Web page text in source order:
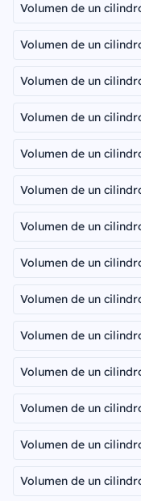
Volumen de un
Volumen de un
Volumen de un
Volumen de un
Volumen de un
Volumen de un
Volumen de un
Volumen de un
Volumen de un
Volumen de un
Volumen de un
Volumen de un
Volumen de un
Volumen de un